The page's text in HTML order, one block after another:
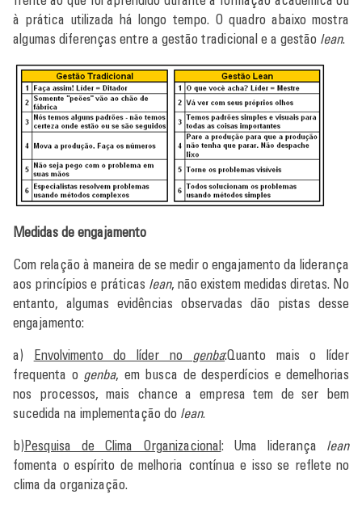
à prática utilizada há longo tempo. O quadro abaixo mostra
algumas diferenças entre a gestão tradicional e a gestão lean.
Medidas de engajamento
Com relação à maneira de se medir o engajamento da liderança
aos princípios e práticas lean, não existem medidas diretas. No
entanto, algumas evidências observadas dão pistas desse
engajamento:
a) Envolvimento do líder no genba:Quanto mais o líder
frequenta o genba, em busca de desperdícios e demelhorias
nos processos, mais chance a empresa tem de ser bem
sucedida na implementação do lean.
b)Pesquisa de Clima Organizacional: Uma liderança lean
fomenta o espírito de melhoria contínua e isso se reflete no
clima da organização.